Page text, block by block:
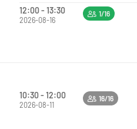
12:00 - 13:30
2026-08-16
1/16
10:30 - 12:00
2026-08-11
16/16